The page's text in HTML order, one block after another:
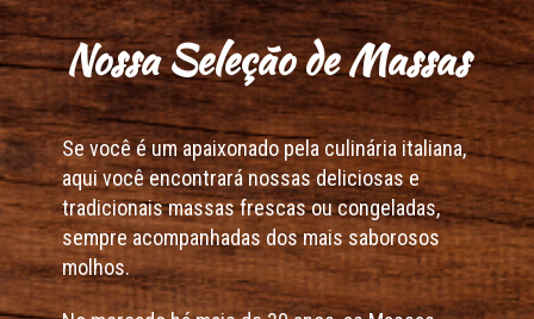
Nossa Seleção de Massas
Se você é um apaixonado pela culinária italiana,
aqui você encontrará nossas deliciosas e
tradicionais massas frescas ou congeladas,
sempre acompanhadas dos mais saborosos
molhos.